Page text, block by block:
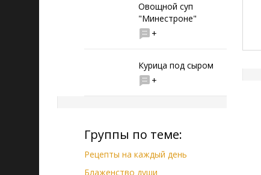
Овощной суп
"Минестроне"
+
Курица под сыром
+
Группы по теме:
Рецепты на каждый день
Блаженство души